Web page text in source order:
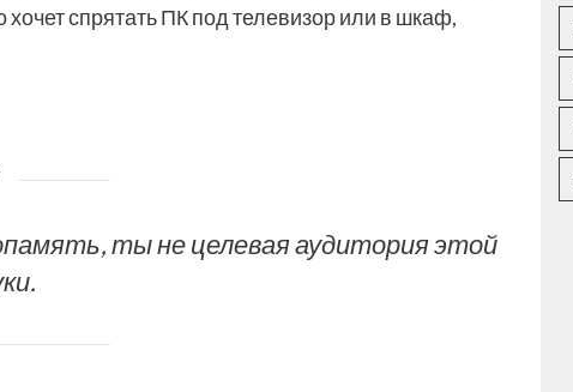
хочет спрятать ПК под телевизор или в шкаф,
ты не целевая аудитория этой